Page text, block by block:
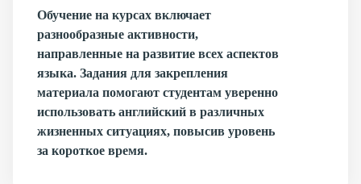
Обучение на курсах включает
разнообразные активности,
направленные на развитие всех аспектов
языка. Задания для закрепления
материала помогают студентам уверенно
использовать английский в различных
жизненных ситуациях, повысив уровень
за короткое время.